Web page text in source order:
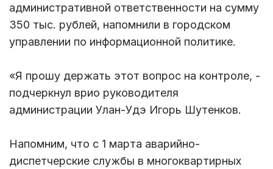
административной ответственности на сумму
350 тыс. рублей, напомнили в городском
управлении по информационной политике.
«Я прошу держать этот вопрос на контроле, -
подчеркнул врио руководителя
администрации Улан-Удэ Игорь Шутенков.
Напомним, что с 1 марта аварийно-
диспетчерские службы в многоквартирных